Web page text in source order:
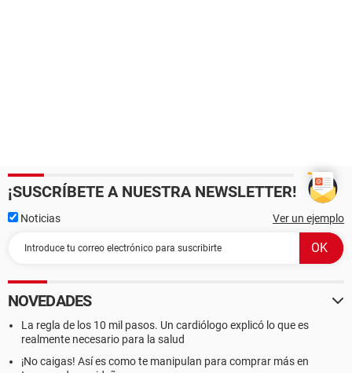
¡SUSCRÍBETE A NUESTRA NEWSLETTER!
Noticias Ver un ejemplo
NOVEDADES
La regla de los 10 mil pasos. Un cardiólogo explicó lo que es
realmente necesario para la salud
¡No caigas! Así es como te manipulan para comprar más en